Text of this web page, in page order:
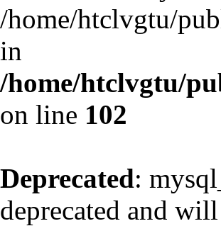
/home/htclvgtu/
in
/home/htclvgtu/
on line 102
Deprecated:
deprecated and